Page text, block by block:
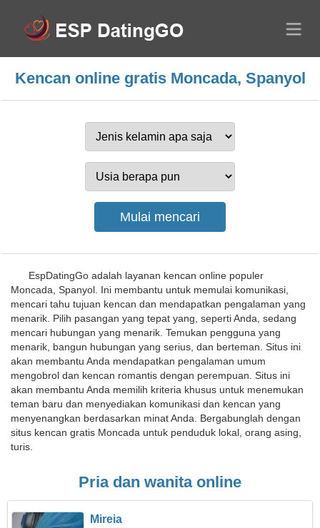
Kencan online gratis Moncada, Spanyol
EspDatingGo adalah layanan kencan online populer
Moncada, Spanyol. Ini membantu untuk memulai komunikasi,
mencari tahu tujuan kencan dan mendapatkan pengalaman yang
menarik. Pilih pasangan yang tepat yang, seperti Anda, sedang
mencari hubungan yang menarik. Temukan pengguna yang
menarik, bangun hubungan yang serius, dan berteman. Situs ini
akan membantu Anda mendapatkan pengalaman umum
mengobrol dan kencan romantis dengan perempuan. Situs ini
akan membantu Anda memilih kriteria khusus untuk menemukan
teman baru dan menyediakan komunikasi dan kencan yang
menyenangkan berdasarkan minat Anda. Bergabunglah dengan
situs kencan gratis Moncada untuk penduduk lokal, orang asing,
turis.
Pria dan wanita online
Mireia